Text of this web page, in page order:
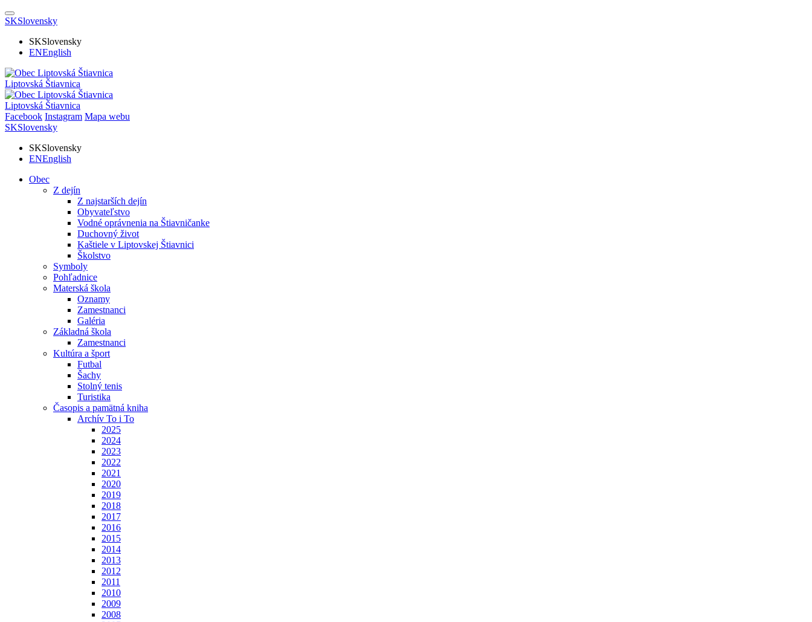
SKSlovensky
SKSlovensky
ENEnglish
Liptovská Štiavnica
Liptovská Štiavnica
Facebook Instagram Mapa webu
SKSlovensky
SKSlovensky
ENEnglish
Obec
Z dejín
Z najstarších dejín
Obyvateľstvo
Vodné oprávnenia na Štiavničanke
Duchovný život
Kaštiele v Liptovskej Štiavnici
Školstvo
Symboly
Pohľadnice
Materská škola
Oznamy
Zamestnanci
Galéria
Základná škola
Zamestnanci
Kultúra a šport
Futbal
Šachy
Stolný tenis
Turistika
Časopis a pamätná kniha
Archív To i To
2025
2024
2023
2022
2021
2020
2019
2018
2017
2016
2015
2014
2013
2012
2011
2010
2009
2008